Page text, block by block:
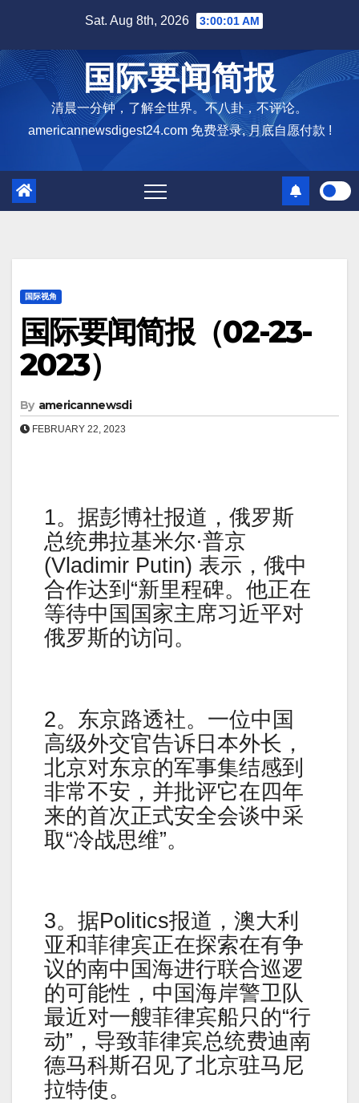
content
Sat. Aug 8th, 2026 3:00:02 AM
国际要闻简报
清晨一分钟，了解全世界。不八卦，不评论。
americannewsdigest24.com 免费登录, 月底自愿付款 !
国际视角
国际要闻简报（02-23-
2023）
By americannewsdi
FEBRUARY 22, 2023
1。据彭博社报道，俄罗斯
总统弗拉基米尔·普京
(Vladimir Putin) 表示，俄中
合作达到“新里程碑。他正在
等待中国国家主席习近平对
俄罗斯的访问。
2。东京路透社。一位中国
高级外交官告诉日本外长，
北京对东京的军事集结感到
非常不安，并批评它在四年
来的首次正式安全会谈中采
取“冷战思维”。
3。据Politics报道，澳大利
亚和菲律宾正在探索在有争
议的南中国海进行联合巡逻
的可能性，中国海岸警卫队
最近对一艘菲律宾船只的“行
动”，导致菲律宾总统费迪南
德马科斯召见了北京驻马尼
拉特使。